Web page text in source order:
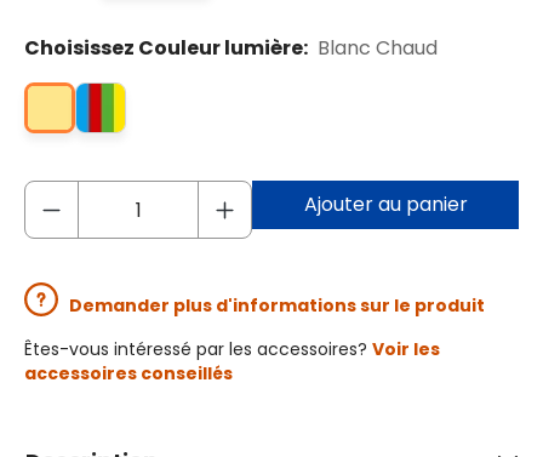
Choisissez Couleur lumière: Blanc Chaud
Ajouter au panier
Demander plus d'informations sur le produit
Êtes-vous intéressé par les accessoires? Voir les
accessoires conseillés